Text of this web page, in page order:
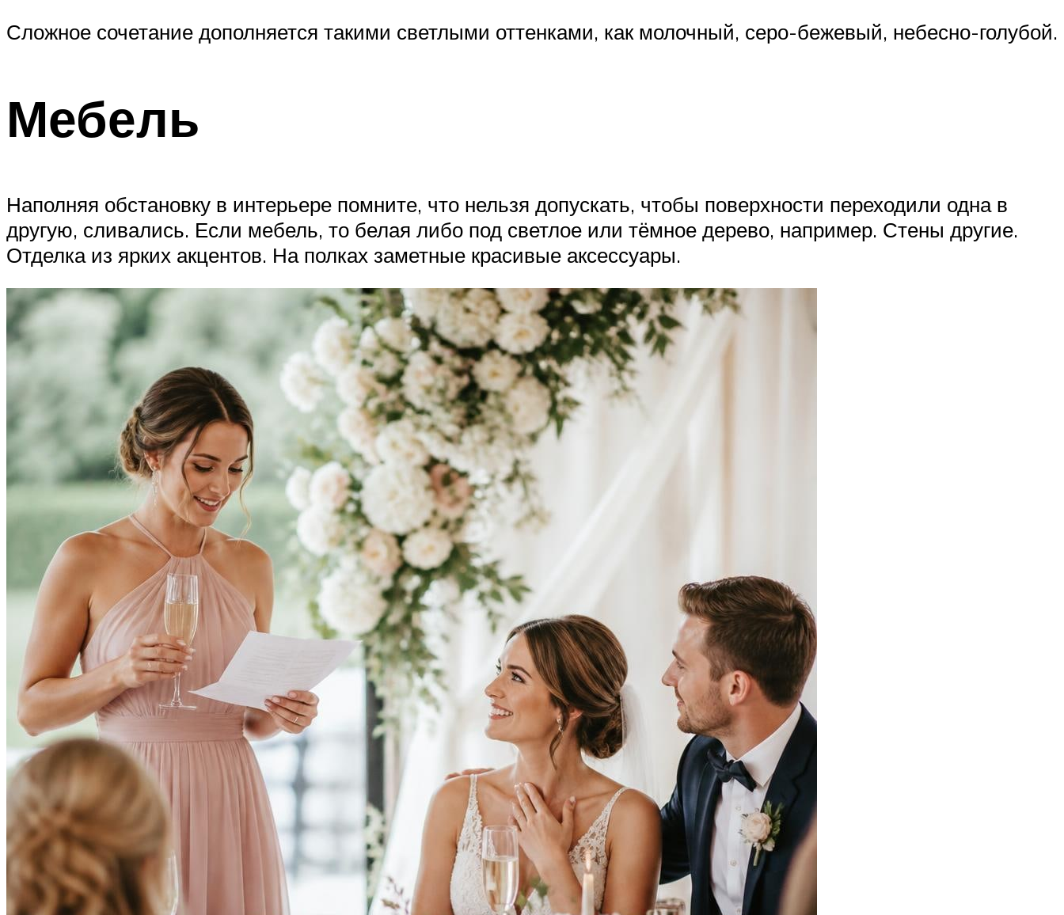
Сложное сочетание дополняется такими светлыми оттенками, как молочный, серо-бежевый, небесно-голубой.
Мебель
Наполняя обстановку в интерьере помните, что нельзя допускать, чтобы поверхности переходили одна в
другую, сливались. Если мебель, то белая либо под светлое или тёмное дерево, например. Стены другие.
Отделка из ярких акцентов. На полках заметные красивые аксессуары.